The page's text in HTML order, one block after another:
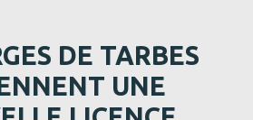
DE TARBES
UNE